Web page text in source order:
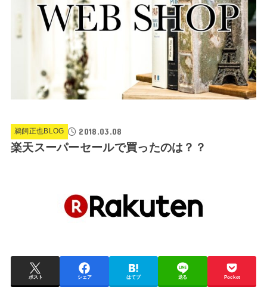
鵜飼正也BLOG 2018.03.08
楽天スーパーセールで買ったのは？？
ポスト シェア はてブ 送る Pocket